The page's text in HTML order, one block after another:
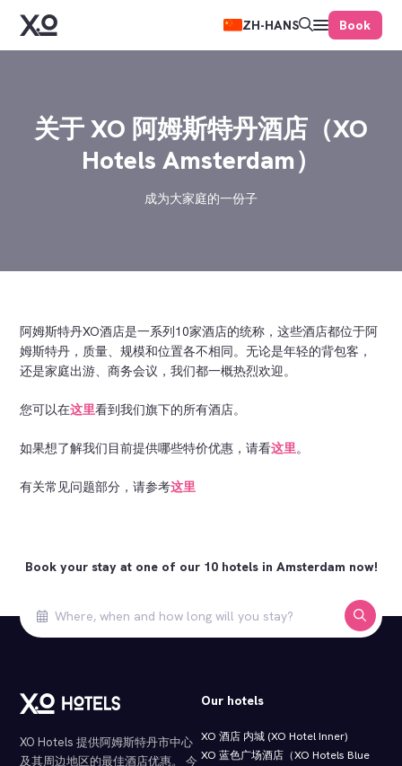
ZH-HANS Book
关于 XO 阿姆斯特丹酒店（XO
Hotels Amsterdam）
成为大家庭的一份子
阿姆斯特丹XO酒店是一系列10家酒店的统称，这些酒店都位于阿
姆斯特丹，质量、规模和位置各不相同。无论是年轻的背包客，
还是家庭出游、商务会议，我们都一概热烈欢迎。
您可以在这里看到我们旗下的所有酒店。
如果想了解我们目前提供哪些特价优惠，请看这里。
有关常见问题部分，请参考这里
Book your stay at one of our 10 hotels in Amsterdam now!
XO Hotels 提供阿姆斯特丹市中心
及其周边地区的最佳酒店优惠。 今
Our hotels
XO 酒店 内城 (XO Hotel Inner)
XO 蓝色广场酒店（XO Hotels Blue